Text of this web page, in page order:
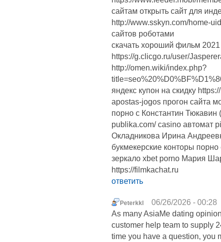
сайтам открыть сайт для
http://www.sskyn.com/home-
сайтов роботами
скачать хороший фильм
https://g.clicgo.ru/user/
http://omen.wiki/index.php?
яндекс купон на скидку
apostas-jogos прогон сайта
порно с Константин
publika.com/ casino автомат
Окладникова Ирина
букмекерские конторы
зеркало xbet porno Мария
https://filmkachat.ru
ответить
Peterkkl
06/26/2026 - 00:28
As many AsiaMe dating
customer help team to supply
time you have a question, you